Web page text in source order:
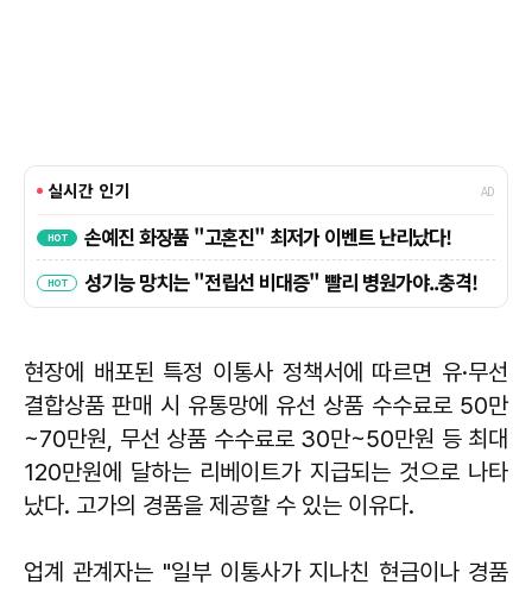
현장에 배포된 특정 이통사 정책서에 따르면 유·무선
결합상품 판매 시 유통망에 유선 상품 수수료로 50만
~70만원, 무선 상품 수수료로 30만~50만원 등 최대
120만원에 달하는 리베이트가 지급되는 것으로 나타
났다. 고가의 경품을 제공할 수 있는 이유다.
업계 관계자는 "일부 이통사가 지나친 현금이나 경품